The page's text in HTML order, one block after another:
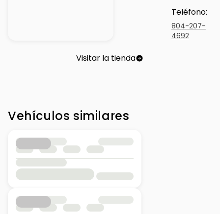
Teléfono:
804-207-
4692
Visitar la tienda
Vehículos similares